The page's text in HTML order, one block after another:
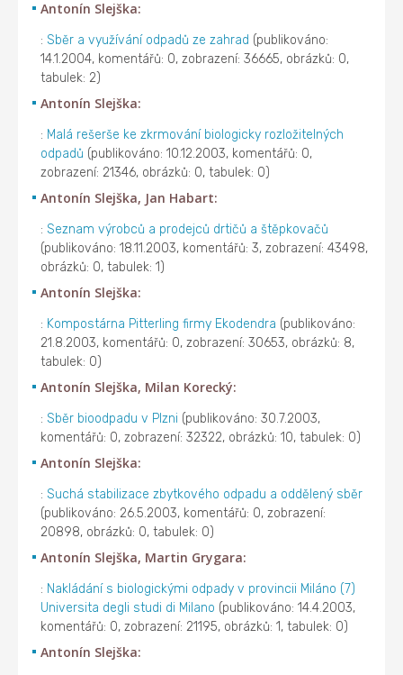
Antonín Slejška:
:Sběr a využívání odpadů ze zahrad (publikováno:
14.1.2004, komentářů: 0, zobrazení: 36665, obrázků: 0,
tabulek: 2)
Antonín Slejška:
: Malá rešerše ke zkrmování biologicky rozložitelných
odpadů (publikováno: 10.12.2003, komentářů: 0,
zobrazení: 21346, obrázků: 0, tabulek: 0)
Antonín Slejška, Jan Habart:
:Seznam výrobců a prodejců drtičů a štěpkovačů
(publikováno: 18.11.2003, komentářů: 3, zobrazení: 43498,
obrázků: 0, tabulek: 1)
Antonín Slejška:
: Kompostárna Pitterling firmy Ekodendra (publikováno:
21.8.2003, komentářů: 0, zobrazení: 30653, obrázků: 8,
tabulek: 0)
Antonín Slejška, Milan Korecký:
:Sběr bioodpadu v Plzni (publikováno: 30.7.2003,
komentářů: 0, zobrazení: 32322, obrázků: 10, tabulek: 0)
Antonín Slejška:
:Suchá stabilizace zbytkového odpadu a oddělený sběr
(publikováno: 26.5.2003, komentářů: 0, zobrazení:
20898, obrázků: 0, tabulek: 0)
Antonín Slejška, Martin Grygara:
: Nakládání s biologickými odpady v provincii Miláno (7)
Universita degli studi di Milano (publikováno: 14.4.2003,
komentářů: 0, zobrazení: 21195, obrázků: 1, tabulek: 0)
Antonín Slejška: